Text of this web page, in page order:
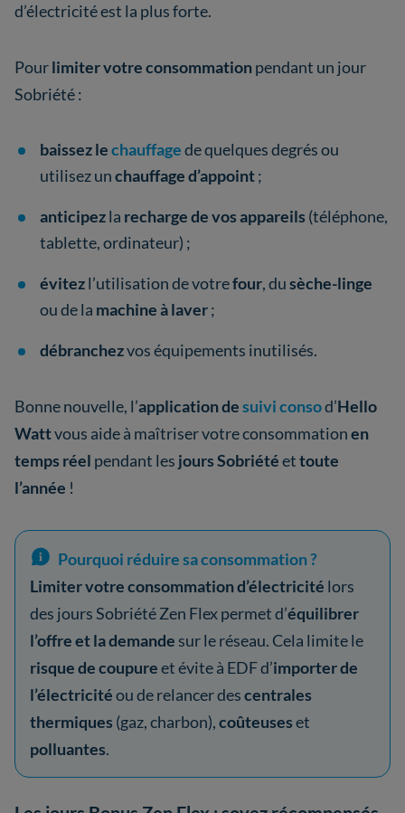
d’électricité est la plus forte.
Pourlimiter votre consommationpendant un jour
Sobriété :
baissez lechauffagede quelques degrés ou
utilisez unchauffage d’appoint;
anticipezla recharge de vos appareils (téléphone,
tablette, ordinateur) ;
évitezl’utilisation de votrefour, dusèche-linge
ou de la machine à laver;
débranchezvos équipements inutilisés.
Bonne nouvelle, l’application desuivi consod’Hello
Wattvous aide à maîtriser votre consommationen
temps réel pendant les jours Sobriétéettoute
l’année !
Pourquoi réduire sa consommation ?
Limiter votre consommation d’électricité lors
des jours Sobriété Zen Flex permet d’équilibrer
l’offre et la demande sur le réseau. Cela limite le
risque de coupureet évite à EDF d’importer de
l’électricitéou de relancer descentrales
thermiques (gaz, charbon),coûteuseset
polluantes.